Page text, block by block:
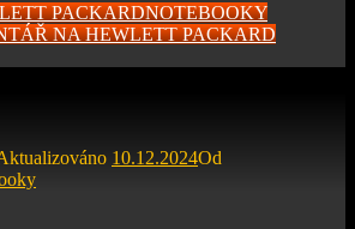
PACKARDNOTEBOOKY
NA HEWLETT PACKARD
10.12.2024Od